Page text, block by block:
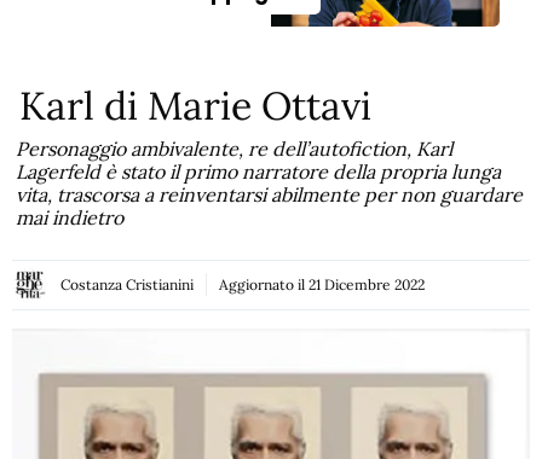
Karl di Marie Ottavi
Personaggio ambivalente, re dell’autofiction, Karl
Lagerfeld è stato il primo narratore della propria lunga
vita, trascorsa a reinventarsi abilmente per non guardare
mai indietro
Costanza Cristianini Aggiornato il 21 Dicembre 2022